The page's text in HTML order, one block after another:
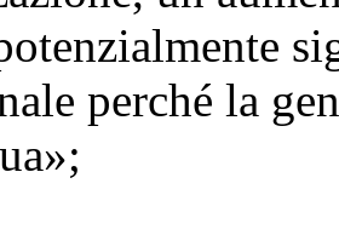
perché la